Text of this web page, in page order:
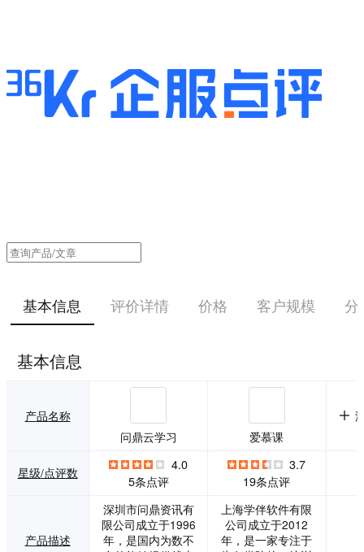
基本信息 评价详情 价格 客户规模 分
基本信息
产品名称
问鼎云学习
爱慕课
星级/点评数
4.0
5条点评
3.7
19条点评
产品描述
深圳市问鼎资讯有
限公司成立于1996
年，是国内为数不
上海学伴软件有限
公司成立于2012
年，是一家专注于